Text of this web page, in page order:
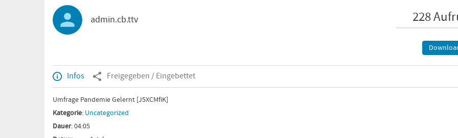
admin.cb.ttv 228
Infos Freigegeben / Eingebettet
Umfrage Pandemie Gelernt [J5XCMfiK]
Kategorie: Uncategorized
Dauer: 04:05